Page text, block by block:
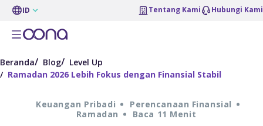
ID Tentang Kami Hubungi Kami
Beranda Blog
Level Up
Ramadan 2026 Lebih Fokus dengan Finansial Stabil
Keuangan Pribadi
Perencanaan Finansial
Ramadan
Baca 11 Menit